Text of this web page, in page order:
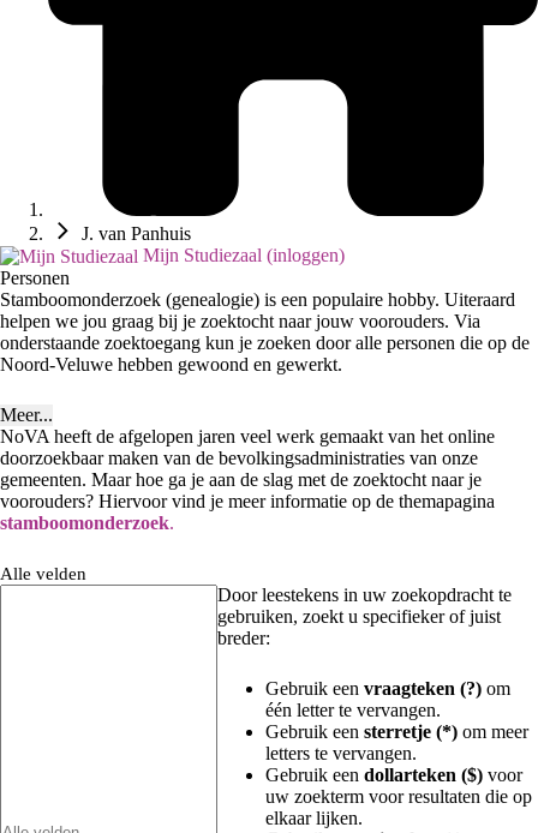
J. van Panhuis
Mijn Studiezaal (inloggen)
Personen
Stamboomonderzoek (genealogie) is een populaire hobby. Uiteraard
helpen we jou graag bij je zoektocht naar jouw voorouders. Via
onderstaande zoektoegang kun je zoeken door alle personen die op de
Noord-Veluwe hebben gewoond en gewerkt.
Meer...
NoVA heeft de afgelopen jaren veel werk gemaakt van het online
doorzoekbaar maken van de bevolkingsadministraties van onze
gemeenten. Maar hoe ga je aan de slag met de zoektocht naar je
voorouders? Hiervoor vind je meer informatie op de themapagina
stamboomonderzoek.
Alle velden
Door leestekens in uw zoekopdracht te
gebruiken, zoekt u specifieker of juist
breder:
Gebruik een vraagteken (?) om
één letter te vervangen.
Gebruik een sterretje (*) om meer
letters te vervangen.
Gebruik een dollarteken ($) voor
uw zoekterm voor resultaten die op
elkaar lijken.